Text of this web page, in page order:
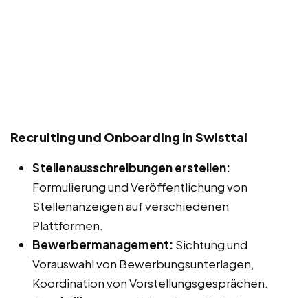
Recruiting und Onboarding in Swisttal
Stellenausschreibungen erstellen:
Formulierung und Veröffentlichung von
Stellenanzeigen auf verschiedenen
Plattformen.
Bewerbermanagement: Sichtung und
Vorauswahl von Bewerbungsunterlagen,
Koordination von Vorstellungsgesprächen.